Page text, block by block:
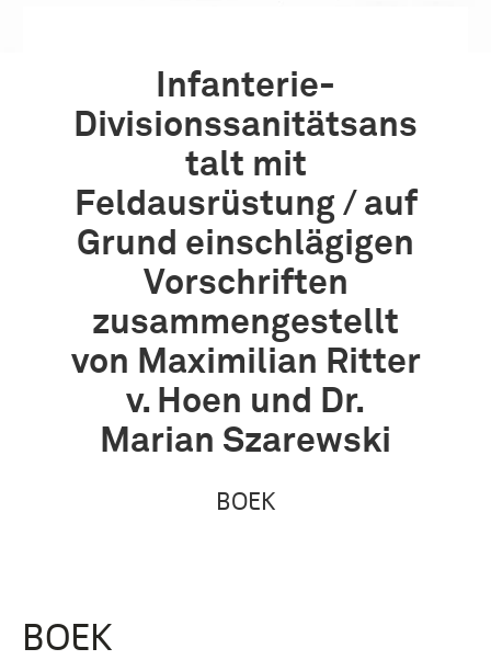
Infanterie-
Divisionssanitätsans
talt mit
Feldausrüstung / auf
Grund einschlägigen
Vorschriften
zusammengestellt
von Maximilian Ritter
v. Hoen und Dr.
Marian Szarewski
BOEK
BOEK